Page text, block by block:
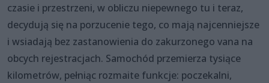
czasie i przestrzeni, w obliczu niepewnego tu i teraz,
decydują się na porzucenie tego, co mają najcenniejsze
i wsiadają bez zastanowienia do zakurzonego vana na
obcych rejestracjach. Samochód przemierza tysiące
kilometrów, pełniąc rozmaite funkcje: poczekalni,